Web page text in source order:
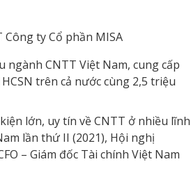
ty Cổ phần MISA
ngành CNTT Việt Nam, cung cấp
trên cả nước cùng 2,5 triệu
lớn, uy tín về CNTT ở nhiều lĩnh
lần thứ II (2021), Hội nghị
– Giám đốc Tài chính Việt Nam